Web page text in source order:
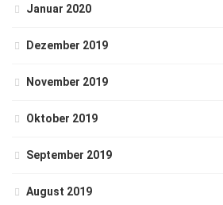
Januar 2020
Dezember 2019
November 2019
Oktober 2019
September 2019
August 2019